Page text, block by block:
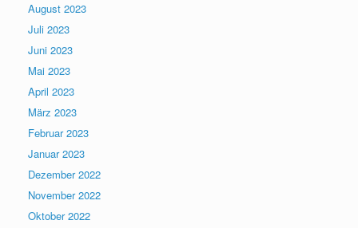
August 2023
Juli 2023
Juni 2023
Mai 2023
April 2023
März 2023
Februar 2023
Januar 2023
Dezember 2022
November 2022
Oktober 2022